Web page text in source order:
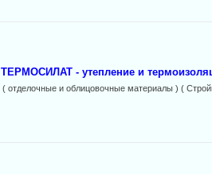
ТЕРМОСИЛАТ - утепление и
( отделочные и облицовочные материалы ) (